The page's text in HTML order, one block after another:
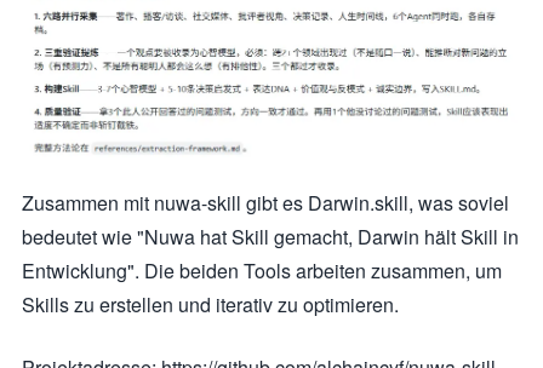
Zusammen mit nuwa-skill gibt es Darwin.skill, was soviel
bedeutet wie "Nuwa hat Skill gemacht, Darwin hält Skill in
Entwicklung". Die beiden Tools arbeiten zusammen, um
Skills zu erstellen und iterativ zu optimieren.